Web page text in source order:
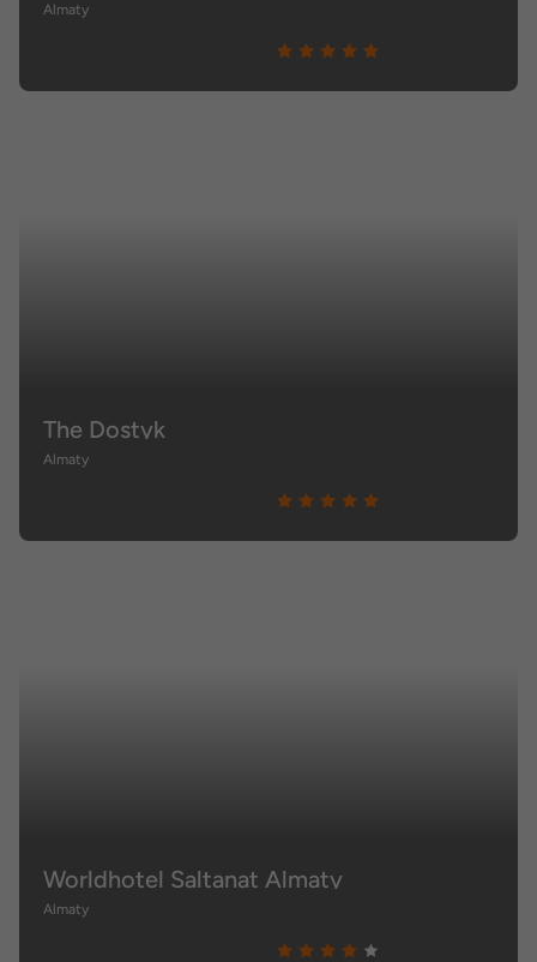
Almaty
The Dostyk
Almaty
Worldhotel Saltanat Almaty
Almaty